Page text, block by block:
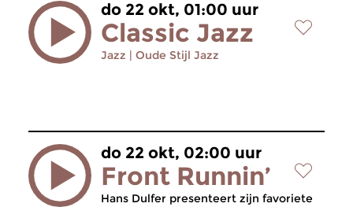
do 22 okt, 01:00 uur
Classic Jazz
Jazz | Oude Stijl Jazz
do 22 okt, 02:00 uur
Front Runnin’
Hans Dulfer presenteert zijn favoriete